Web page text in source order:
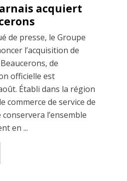
acquiert
de presse, le Groupe
l’acquisition de
de
officielle est
Établi dans la région
commerce de service de
l’ensemble
en ...